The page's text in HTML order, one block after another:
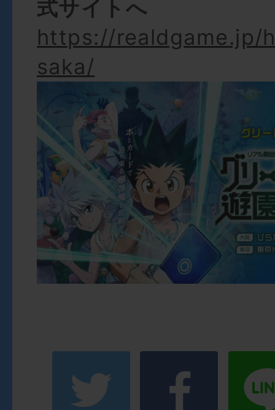
式サイトへ
https://realdgame.jp/
saka/